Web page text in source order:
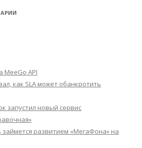
MeeGo API
как SLA может обанкротить
запустил новый сервис
развитием «МегаФона» на